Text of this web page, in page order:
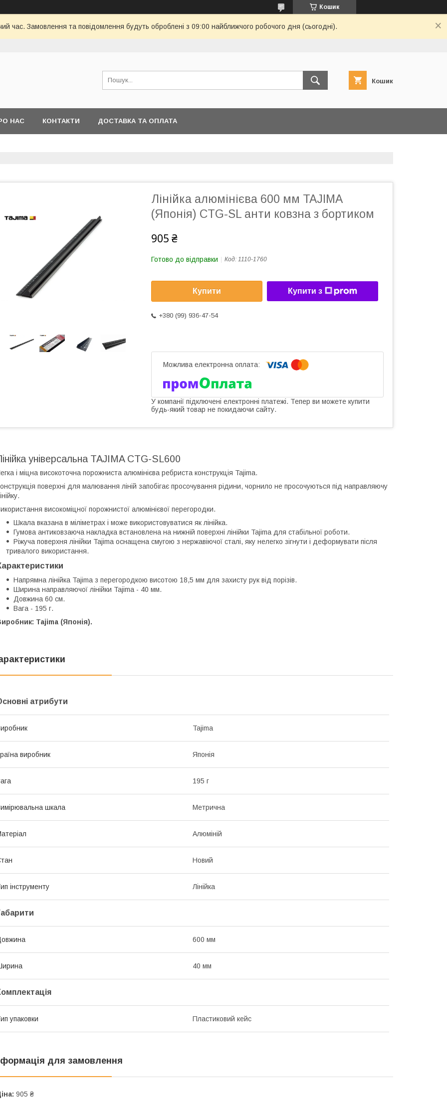
Кошик
час. Замовлення та повідомлення будуть оброблені з 09:00 найближчого робочого дня (сьогодні).
Кошик
НАС КОНТАКТИ ДОСТАВКА ТА ОПЛАТА
Лінійка алюмінієва 600 мм TAJIMA
(Японія) CTG-SL анти ковзна з бортиком
905 ₴
Готово до відправки Код: 1110-1760
Купити Купити з
+380 (99) 936-47-54
У компанії підключені електронні платежі. Тепер ви можете купити
будь-який товар не покидаючи сайту.
універсальна TAJIMA CTG-SL600
і міцна високоточна порожниста алюмінієва ребриста конструкція Tajima.
поверхні для малювання ліній запобігає просочування рідини, чорнило не просочуються під направляючу
високоміцної порожнистої алюмінієвої перегородки.
Шкала вказана в міліметрах і може використовуватися як лінійка.
Гумова антиковзаюча накладка встановлена на нижній поверхні лінійки Tajima для стабільної роботи.
Ріжуча поверхня лінійки Tajima оснащена смугою з нержавіючої сталі, яку нелегко зігнути і деформувати після
тривалого використання.
Напрямна лінійка Tajima з перегородкою висотою 18,5 мм для захисту рук від порізів.
Ширина направляючої лінійки Tajima - 40 мм.
Довжина 60 см.
Вага - 195 г.
Tajima (Японія).
атрибути
Tajima
виробник Японія
195 г
шкала Метрична
Алюміній
Новий
інструменту Лінійка
600 мм
40 мм
упаковки Пластиковий кейс
для замовлення
905 ₴